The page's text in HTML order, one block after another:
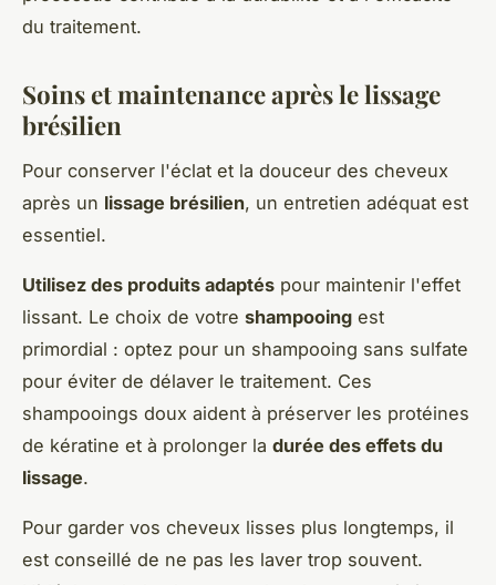
du traitement.
Soins et maintenance après le lissage
brésilien
Pour conserver l'éclat et la douceur des cheveux
après un lissage brésilien, un entretien adéquat est
essentiel.
Utilisez des produits adaptés pour maintenir l'effet
lissant. Le choix de votre shampooing est
primordial : optez pour un shampooing sans sulfate
pour éviter de délaver le traitement. Ces
shampooings doux aident à préserver les protéines
de kératine et à prolonger la durée des effets du
lissage.
Pour garder vos cheveux lisses plus longtemps, il
est conseillé de ne pas les laver trop souvent.